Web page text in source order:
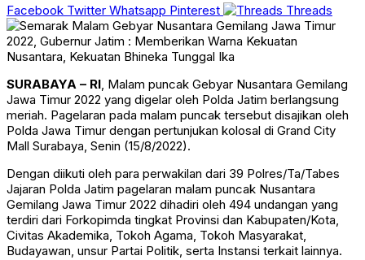
Facebook Twitter Whatsapp Pinterest Threads
SURABAYA – RI, Malam puncak Gebyar Nusantara Gemilang
Jawa Timur 2022 yang digelar oleh Polda Jatim berlangsung
meriah. Pagelaran pada malam puncak tersebut disajikan oleh
Polda Jawa Timur dengan pertunjukan kolosal di Grand City
Mall Surabaya, Senin (15/8/2022).
Dengan diikuti oleh para perwakilan dari 39 Polres/Ta/Tabes
Jajaran Polda Jatim pagelaran malam puncak Nusantara
Gemilang Jawa Timur 2022 dihadiri oleh 494 undangan yang
terdiri dari Forkopimda tingkat Provinsi dan Kabupaten/Kota,
Civitas Akademika, Tokoh Agama, Tokoh Masyarakat,
Budayawan, unsur Partai Politik, serta Instansi terkait lainnya.